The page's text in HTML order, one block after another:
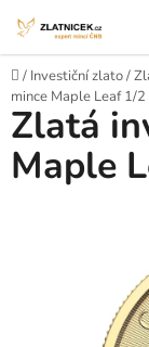
Domů
/ Investiční zlato/
mince Maple Leaf 1/
Zlatá
Maple